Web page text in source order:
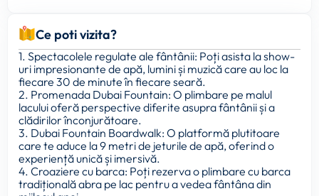
Ce poti vizita?
1. Spectacolele regulate ale fântânii: Poți asista la show-
uri impresionante de apă, lumini și muzică care au loc la
fiecare 30 de minute în fiecare seară.
2. Promenada Dubai Fountain: O plimbare pe malul
lacului oferă perspective diferite asupra fântânii și a
clădirilor înconjurătoare.
3. Dubai Fountain Boardwalk: O platformă plutitoare
care te aduce la 9 metri de jeturile de apă, oferind o
experiență unică și imersivă.
4. Croaziere cu barca: Poți rezerva o plimbare cu barca
tradițională abra pe lac pentru a vedea fântâna din